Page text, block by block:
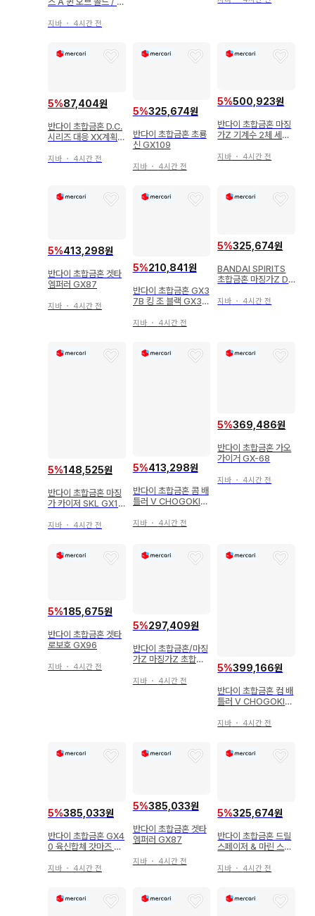
X-12MAG
지바 ・ 4시간 전
5%87,404원
반다이 초합금혼 D.C.
시리즈 대응 XX계획
X-XX01
지바 ・ 4시간 전
5%325,674원
반다이 초합금혼 초룡
신 GX109
지바・ 4시간 전
5%500,923원
반다이 초합금혼 마징
가Z 기계수 2체 세트
& GX-26R 다브라스
지바 ・ 4시간 전
5%413,298원
반다이 초합금혼 겟타
엠퍼러 GX87
지바 ・ 4시간 전
5%210,841원
반다이 초합금혼 GX3
7B 킹 조 블랙 GX37
지바・ 4시간 전
5%325,674원
BANDAI SPIRITS
초합금혼 마징가Z D.
Ver. GX70SP
지바 ・ 4시간 전
5%148,525원
반다이 초합금혼 마징
가 카이저 SKL GX10
지바 ・ 4시간 전
5%413,298원
반다이 초합금혼 콤 배
틀러 V CHOGOKIN
지바・ 4시간 전
5%369,486원
반다이 초합금혼 가오
가이거 GX-68
지바 ・ 4시간 전
5%185,675원
반다이 초합금혼 겟타
로보호 GX96
지바 ・ 4시간 전
5%297,409원
반다이 초합금혼/마징
가Z 마징가Z 초합금
01R40
지바・ 4시간 전
5%399,166원
반다이 초합금혼 컴 배
틀러 V CHOGOKIN
지바 ・ 4시간 전
5%385,033원
반다이 초합금혼 GX4
0 육신합체 갓마즈 G
지바 ・ 4시간 전
5%385,033원
반다이 초합금혼 겟타
엠퍼러 GX87
지바・ 4시간 전
5%325,674원
반다이 초합금혼 드릴
스페이저 & 마린 스페
D.C. 대응 GX76X2
지바 ・ 4시간 전